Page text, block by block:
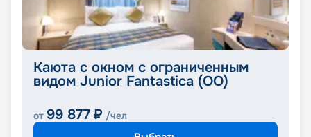
Каюта с окном с ограниченным
видом Junior Fantastica (OO)
от 99 877 ₽ /чел